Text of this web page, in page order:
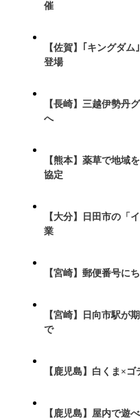
催
【佐賀】｢キングダ
登場
【長崎】三越伊勢丹
へ
【熊本】薬草で地域
協定
【大分】日田市の「
業
【宮崎】郵便番号に
【宮崎】日向市駅が
で
【鹿児島】白くま×
【鹿児島】屋内で遊